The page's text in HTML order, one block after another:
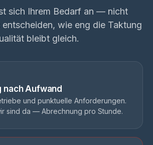
sich Ihrem Bedarf an — nicht
entscheiden, wie eng die Taktung
bleibt gleich.
Aufwand
und punktuelle Anforderungen.
sind da — Abrechnung pro Stunde.